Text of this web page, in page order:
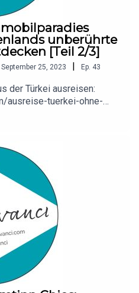
unberührte
[Teil 2/3]
25, 2023 | Ep. 43
der Türkei ausreisen:
ausreise-tuerkei-ohne-
Türkei-Reiseführer als
amzn.to/41j6f5j...als eBook:
nur) in die Türkei:
freue mich über eine
Danke!